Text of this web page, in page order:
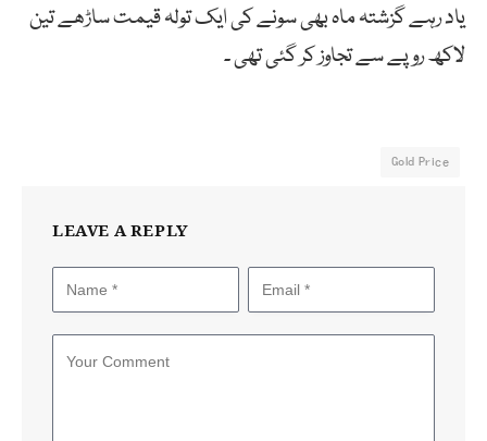
یاد رہے گزشتہ ماہ بھی سونے کی ایک تولہ قیمت ساڑھے تین
لاکھ روپے سے تجاوز کر گئی تھی ۔
Gold Price
LEAVE A REPLY